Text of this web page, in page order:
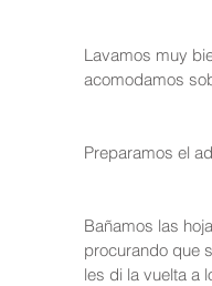
Lavamos muy
acomodamos
Preparamos el
Bañamos las
procurando que
les di la vuelta a